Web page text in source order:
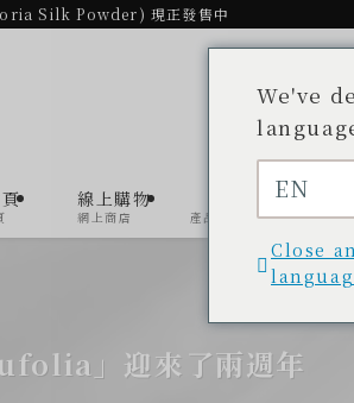
Silk Powder) 現正發售中
線上購物
網上商店 產品清單 不為人知
」迎來了兩週年
We've
EN
Close